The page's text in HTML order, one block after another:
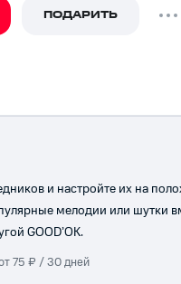
ПОДАРИТЬ
и настройте их на
мелодии или шутки
GOOD’OK.
75 ₽ / 30 дней